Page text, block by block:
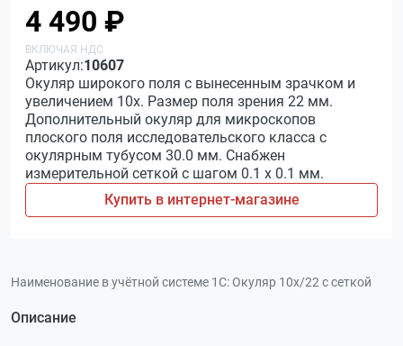
4 490 ₽
Артикул:10607
Окуляр широкого поля с вынесенным зрачком и
увеличением 10х. Размер поля зрения 22 мм.
Дополнительный окуляр для микроскопов
плоского поля исследовательского класса с
окулярным тубусом 30.0 мм. Снабжен
измерительной сеткой с шагом 0.1 х 0.1 мм.
Купить в интернет-магазине
Наименование в учётной системе 1С:Окуляр 10х/22 с сеткой
Описание